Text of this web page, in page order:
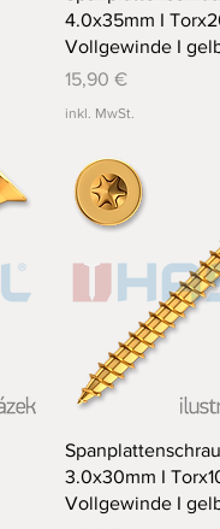
4.0x35mm I
Vollgewinde I
Preis
15,90 €
inkl. MwSt.
3.0x30mm I
Vollgewinde I